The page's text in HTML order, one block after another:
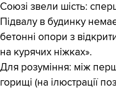
Союзі звели шість:
Підвалу в будинку
бетонні опори з
на курячих ніжках».
Для розуміння: між
горищі (на ілюстрації